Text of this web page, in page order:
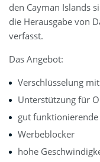
den Cayman Islands
die Herausgabe von
verfasst.
Das Angebot:
Verschlüsselung
Unterstützung für
gut
Werbeblocker
hohe